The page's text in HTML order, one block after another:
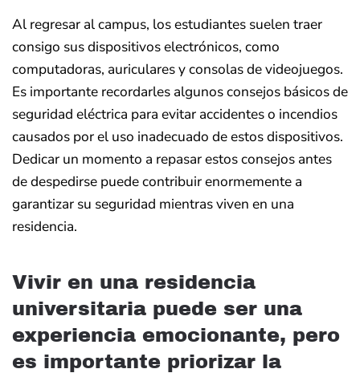
Al regresar al campus, los estudiantes suelen traer
consigo sus dispositivos electrónicos, como
computadoras, auriculares y consolas de videojuegos.
Es importante recordarles algunos consejos básicos de
seguridad eléctrica para evitar accidentes o incendios
causados por el uso inadecuado de estos dispositivos.
Dedicar un momento a repasar estos consejos antes
de despedirse puede contribuir enormemente a
garantizar su seguridad mientras viven en una
residencia.
Vivir en una residencia
universitaria puede ser una
experiencia emocionante, pero
es importante priorizar la